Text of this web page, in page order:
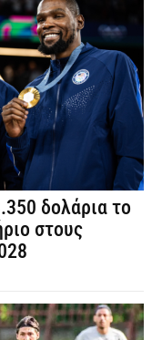
δολάρια το
στους